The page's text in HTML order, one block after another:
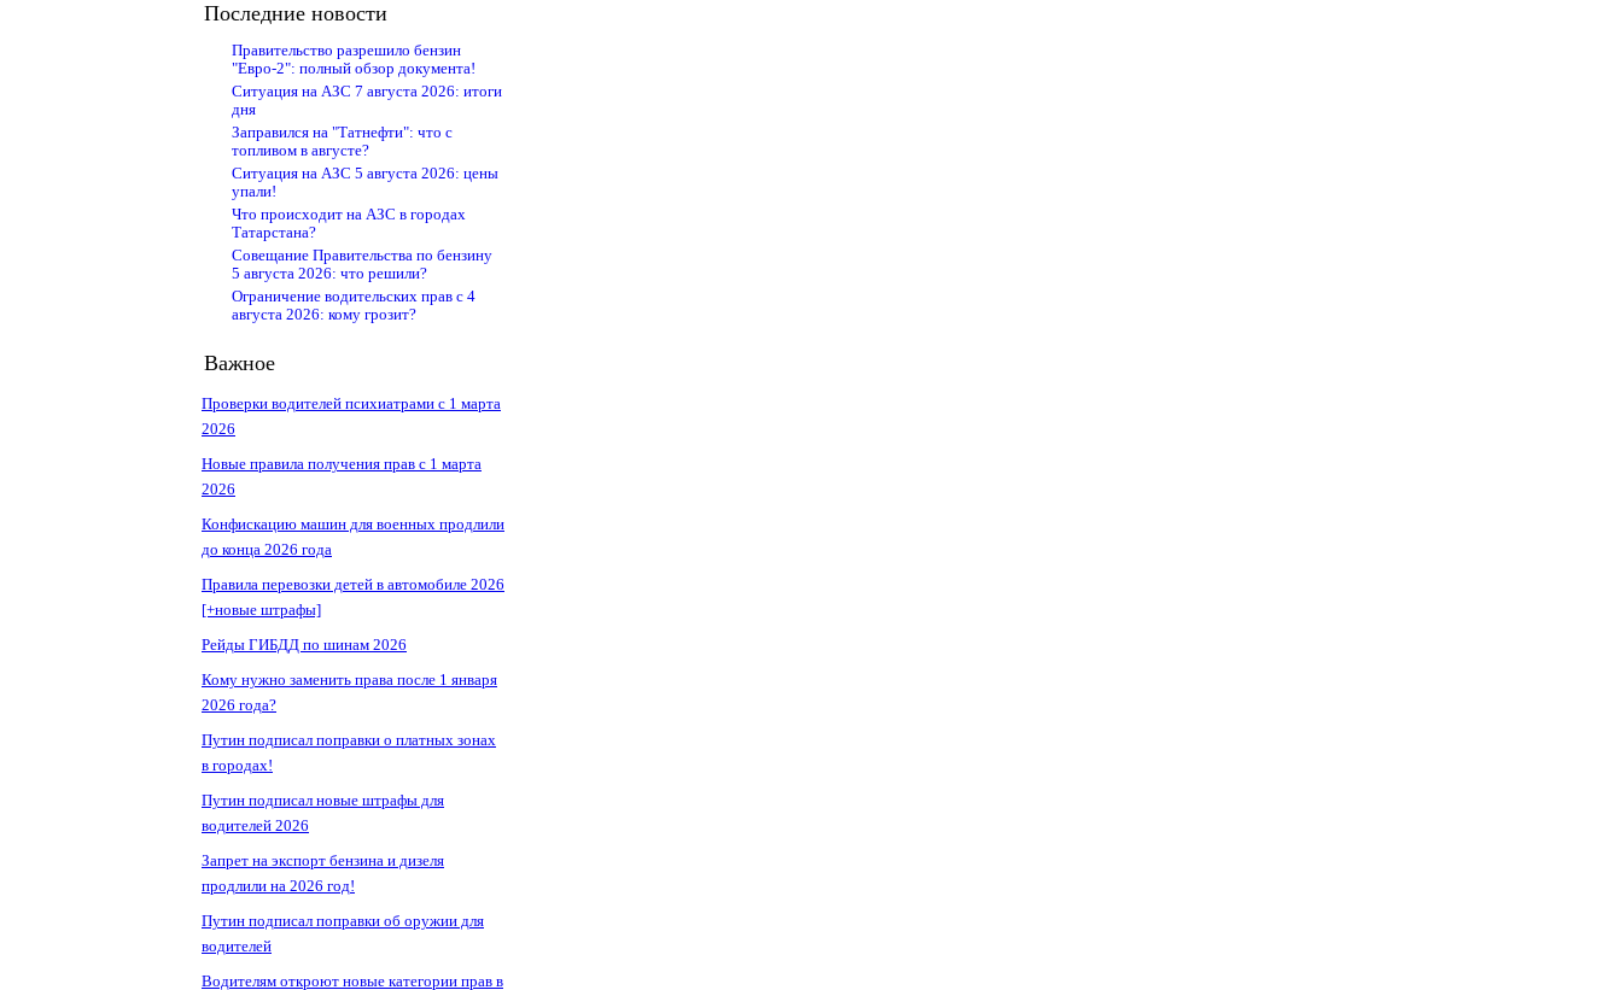
Последние новости
Правительство разрешило бензин
"Евро-2": полный обзор документа!
Ситуация на АЗС 7 августа 2026: итоги
дня
Заправился на "Татнефти": что с
топливом в августе?
Ситуация на АЗС 5 августа 2026: цены
упали!
Что происходит на АЗС в городах
Татарстана?
Совещание Правительства по бензину
5 августа 2026: что решили?
Ограничение водительских прав с 4
августа 2026: кому грозит?
Важное
Проверки водителей психиатрами с 1 марта
2026
Новые правила получения прав с 1 марта
2026
Конфискацию машин для военных продлили
до конца 2026 года
Правила перевозки детей в автомобиле 2026
[+новые штрафы]
Рейды ГИБДД по шинам 2026
Кому нужно заменить права после 1 января
2026 года?
Путин подписал поправки о платных зонах
в городах!
Путин подписал новые штрафы для
водителей 2026
Запрет на экспорт бензина и дизеля
продлили на 2026 год!
Путин подписал поправки об оружии для
водителей
Водителям откроют новые категории прав в